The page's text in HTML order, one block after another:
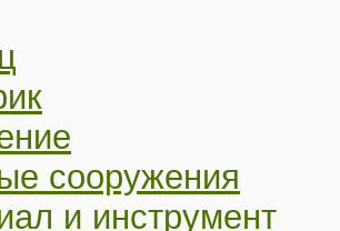
сооружения
и инструмент